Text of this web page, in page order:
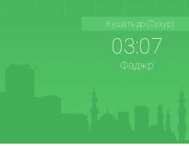
Кушать до (Сухур)
03:07
Фаджр